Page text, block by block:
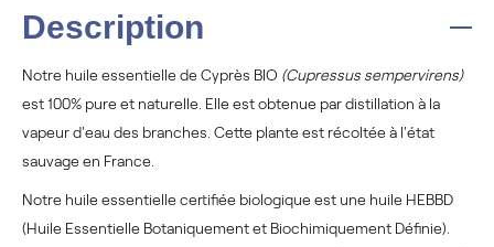
Description
Notre huile essentielle de Cyprès BIO (Cupressus sempervirens)
est 100% pure et naturelle. Elle est obtenue par distillation à la
vapeur d'eau des branches. Cette plante est récoltée à l'état
sauvage en France.
Notre huile essentielle certifiée biologique est une huile HEBBD
(Huile Essentielle Botaniquement et Biochimiquement Définie).